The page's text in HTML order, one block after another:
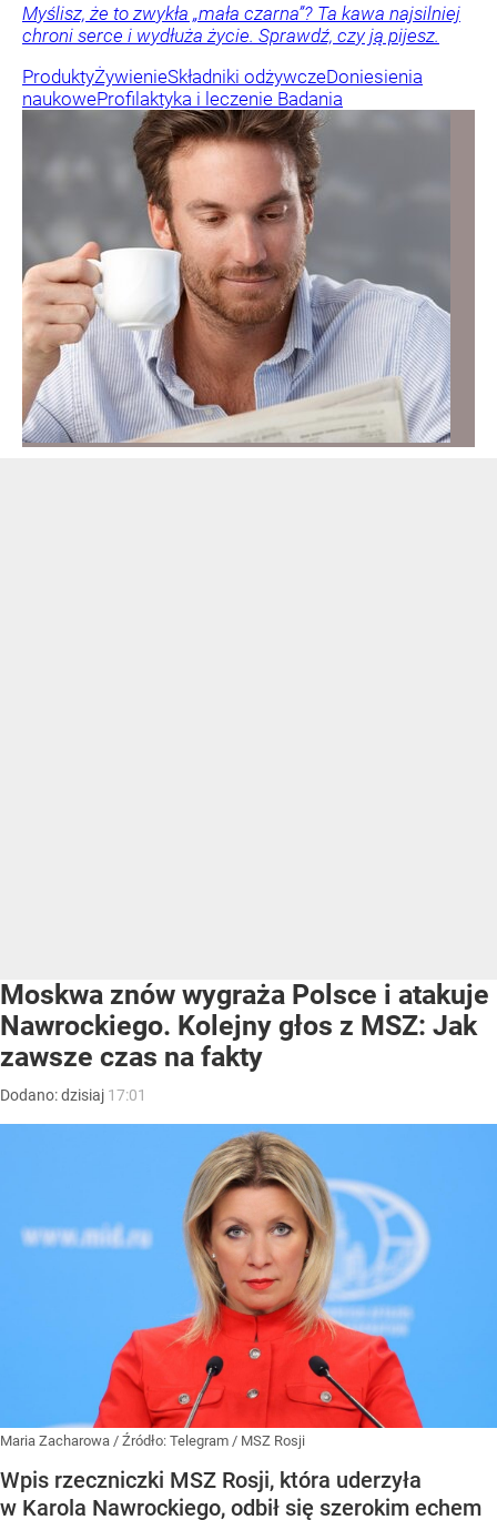
Myślisz, że to zwykła „mała czarna”? Ta kawa najsilniej
chroni serce i wydłuża życie. Sprawdź, czy ją pijesz.
ProduktyŻywienieSkładniki odżywczeDoniesienia
naukoweProfilaktyka i leczenie Badania
Moskwa znów wygraża Polsce i atakuje
Nawrockiego. Kolejny głos z MSZ: Jak
zawsze czas na fakty
Dodano:dzisiaj 17:01
Maria Zacharowa / Źródło: Telegram / MSZ Rosji
Wpis rzeczniczki MSZ Rosji, która uderzyła
w Karola Nawrockiego, odbił się szerokim echem